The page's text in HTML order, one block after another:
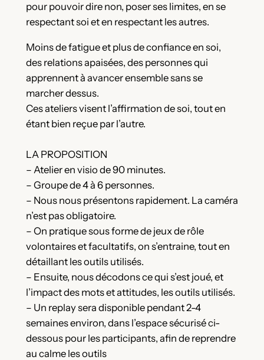
pour pouvoir dire non, poser ses limites, en se
respectant soi et en respectant les autres.
Moins de fatigue et plus de confiance en soi,
des relations apaisées, des personnes qui
apprennent à avancer ensemble sans se
marcher dessus.
Ces ateliers visent l’affirmation de soi, tout en
étant bien reçue par l’autre.
LA PROPOSITION
– Atelier en visio de 90 minutes.
– Groupe de 4 à 6 personnes.
– Nous nous présentons rapidement. La caméra
n’est pas obligatoire.
– On pratique sous forme de jeux de rôle
volontaires et facultatifs, on s’entraine, tout en
détaillant les outils utilisés.
– Ensuite, nous décodons ce qui s’est joué, et
l’impact des mots et attitudes, les outils utilisés.
– Un replay sera disponible pendant 2-4
semaines environ, dans l’espace sécurisé ci-
dessous pour les participants, afin de reprendre
au calme les outils